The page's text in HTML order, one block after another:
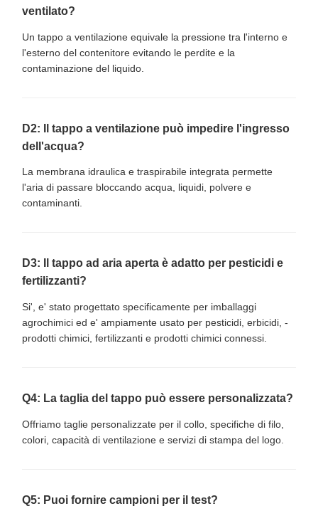
ventilato?
Un tappo a ventilazione equivale la pressione tra l'interno e
l'esterno del contenitore evitando le perdite e la
contaminazione del liquido.
D2: Il tappo a ventilazione può impedire l'ingresso
dell'acqua?
La membrana idraulica e traspirabile integrata permette
l'aria di passare bloccando acqua, liquidi, polvere e
contaminanti.
D3: Il tappo ad aria aperta è adatto per pesticidi e
fertilizzanti?
Si', e' stato progettato specificamente per imballaggi
agrochimici ed e' ampiamente usato per pesticidi, erbicidi, -
prodotti chimici, fertilizzanti e prodotti chimici connessi.
Q4: La taglia del tappo può essere personalizzata?
Offriamo taglie personalizzate per il collo, specifiche di filo,
colori, capacità di ventilazione e servizi di stampa del logo.
Q5: Puoi fornire campioni per il test?